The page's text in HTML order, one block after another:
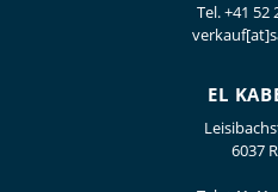
Tel.+41 52
EL
6037